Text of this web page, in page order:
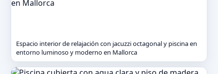
Espacio interior de relajación con jacuzzi octagonal y piscina en
entorno luminoso y moderno en Mallorca